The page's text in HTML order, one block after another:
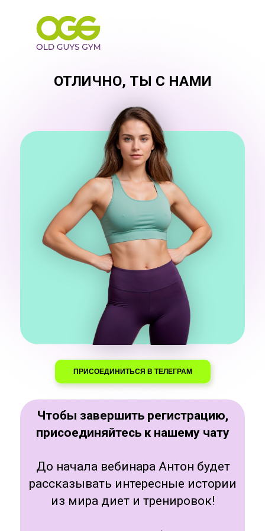
ПРИСОЕДИНИТЬСЯ В ТЕЛЕГРАМ
ОТЛИЧНО, ТЫ С НАМИ
До начала вебинара Антон будет
рассказывать интересные истории
из мира диет и тренировок!
Чтобы завершить регистрацию,
присоединяйтесь к нашему чату